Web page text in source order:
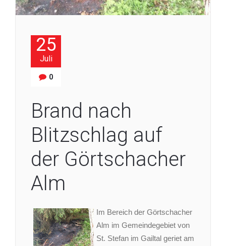
25
Juli
0
Brand nach
Blitzschlag auf
der Görtschacher
Alm
Im Bereich der Görtschacher
Alm im Gemeindegebiet von
St. Stefan im Gailtal geriet am